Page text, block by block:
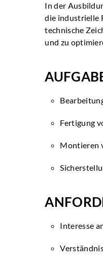
In der
die industrielle
technische
und zu
Fertigung
Montieren
Interesse